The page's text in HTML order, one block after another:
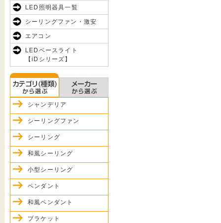
LED照明器具一覧
シーリングファン・激安
エアコン
LEDベースライト
【iDシリーズ】
シャンデリア
シーリングファン
シーリング
和風シーリング
小型シーリング
ペンダント
和風ペンダント
ブラケット